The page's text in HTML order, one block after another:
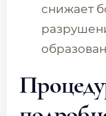
снижает